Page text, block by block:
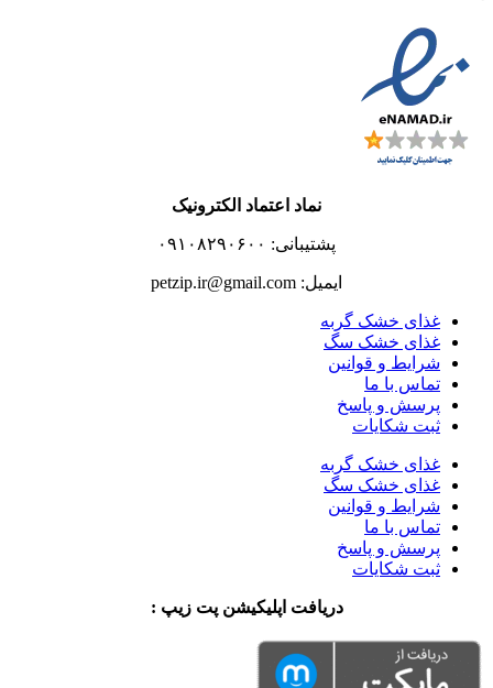
نماد اعتماد الکترونیک
پشتیبانی: ۰۹۱۰۸۲۹۰۶۰۰
ایمیل: petzip.ir@gmail.com
غذای خشک گربه
غذای خشک سگ
شرایط و قوانین
تماس با ما
پرسش و پاسخ
ثبت شکایات
غذای خشک گربه
غذای خشک سگ
شرایط و قوانین
تماس با ما
پرسش و پاسخ
ثبت شکایات
دریافت اپلیکیشن پت زیپ :